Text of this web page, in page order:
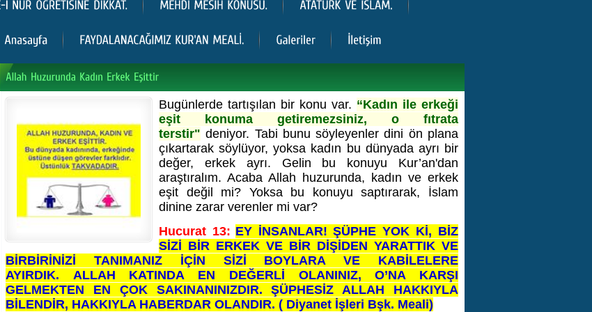
Bugünlerde tartışılan bir konu var. “Kadın ile erkeği
eşit konuma getiremezsiniz, o fıtrata
terstir" deniyor. Tabi bunu söyleyenler dini ön plana
çıkartarak söylüyor, yoksa kadın bu dünyada ayrı bir
değer, erkek ayrı. Gelin bu konuyu Kur’an'dan
araştıralım. Acaba Allah huzurunda, kadın ve erkek
eşit değil mi? Yoksa bu konuyu saptırarak, İslam
dinine zarar verenler mi var?
Hucurat 13: EY İNSANLAR! ŞÜPHE YOK Kİ, BİZ
SİZİ BİR ERKEK VE BİR DİŞİDEN YARATTIK VE
BİRBİRİNİZİ TANIMANIZ İÇİN SİZİ BOYLARA VE KABİLELERE
AYIRDIK. ALLAH KATINDA EN DEĞERLİ OLANINIZ, O’NA KARŞI
GELMEKTEN EN ÇOK SAKINANINIZDIR. ŞÜPHESİZ ALLAH HAKKIYLA
BİLENDİR, HAKKIYLA HABERDAR OLANDIR. ( Diyanet İşleri Bşk. Meali)